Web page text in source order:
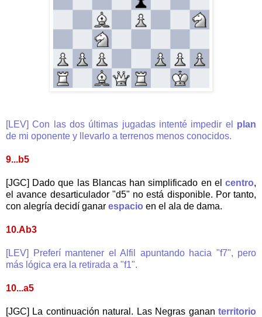
[LEV] Con las dos últimas jugadas intenté impedir el plan
de mi oponente y llevarlo a terrenos menos conocidos.
9...b5
[JGC] Dado que las Blancas han simplificado en el centro,
el avance desarticulador "d5" no está disponible. Por tanto,
con alegría decidí ganar espacio en el ala de dama.
10.Ab3
[LEV] Preferí mantener el Alfil apuntando hacia "f7", pero
más lógica era la retirada a "f1".
10...a5
[JGC] La continuación natural. Las Negras ganan territorio